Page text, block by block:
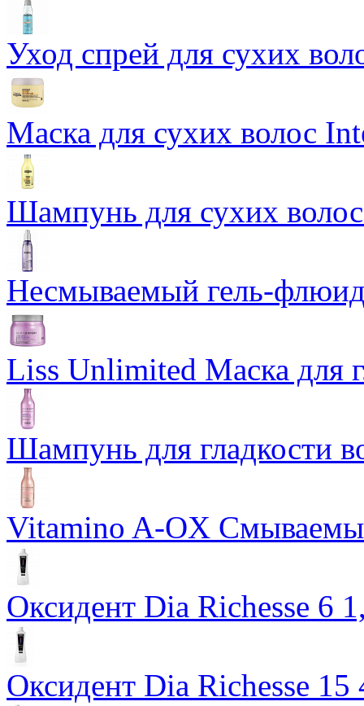
Уход спрей для сухих
Маска для сухих волос
Шампунь для сухих
Несмываемый гель-
Liss Unlimited Маска для
Шампунь для гладкости
Vitamino A-OX
Оксидент Dia Richesse 6
Оксидент Dia Richesse 15